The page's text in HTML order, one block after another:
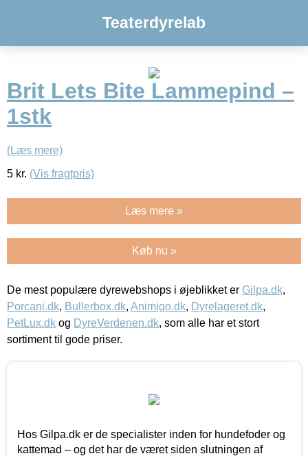
Teaterdyrelab
Brit Lets Bite Lammepind –
1stk
(Læs mere)
5 kr. (Vis fragtpris)
Læs mere »
Køb nu »
De mest populære dyrewebshops i øjeblikket er Gilpa.dk,
Porcani.dk, Bullerbox.dk, Animigo.dk, Dyrelageret.dk,
PetLux.dk og DyreVerdenen.dk, som alle har et stort
sortiment til gode priser.
Hos Gilpa.dk er de specialister inden for hundefoder og
kattemad – og det har de været siden slutningen af